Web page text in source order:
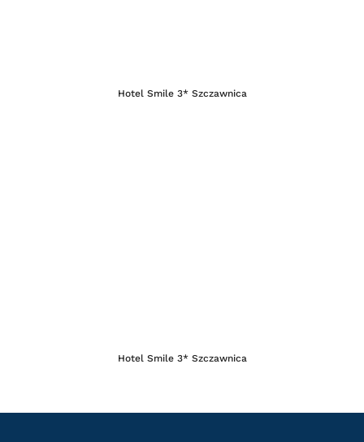
Hotel Smile 3* Szczawnica
Hotel Smile 3* Szczawnica